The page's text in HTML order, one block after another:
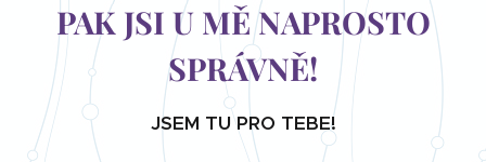
PAK JSI U MĚ NAPROSTO
SPRÁVNĚ!
JSEM TU PRO TEBE!